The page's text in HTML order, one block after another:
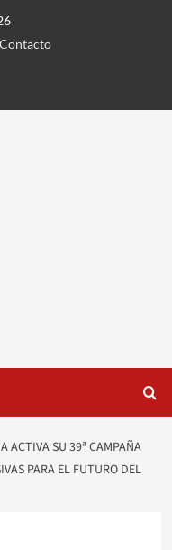
Contacto
ACTIVA SU 39ª CAMPAÑA
PARA EL FUTURO DEL